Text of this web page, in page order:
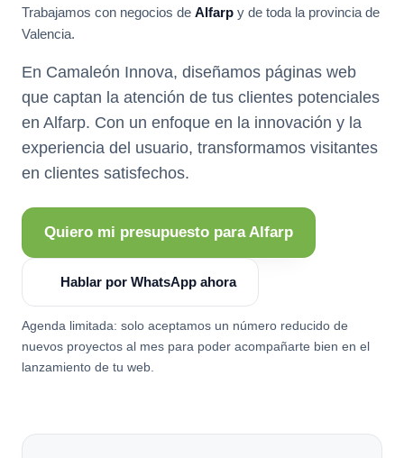
Trabajamos con negocios de Alfarp y de toda la provincia de
Valencia.
En Camaleón Innova, diseñamos páginas web
que captan la atención de tus clientes potenciales
en Alfarp. Con un enfoque en la innovación y la
experiencia del usuario, transformamos visitantes
en clientes satisfechos.
Quiero mi presupuesto para Alfarp
Hablar por WhatsApp ahora
Agenda limitada: solo aceptamos un número reducido de
nuevos proyectos al mes para poder acompañarte bien en el
lanzamiento de tu web.